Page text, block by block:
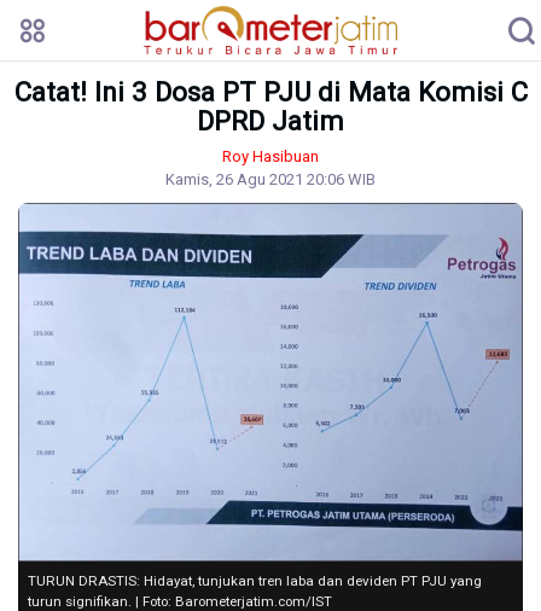
Catat! Ini 3 Dosa PT PJU di Mata Komisi C
DPRD Jatim
Roy Hasibuan
Kamis, 26 Agu 2021 20:06 WIB
TURUN DRASTIS: Hidayat, tunjukan tren laba dan deviden PT PJU yang
turun signifikan. | Foto: Barometerjatim.com/IST